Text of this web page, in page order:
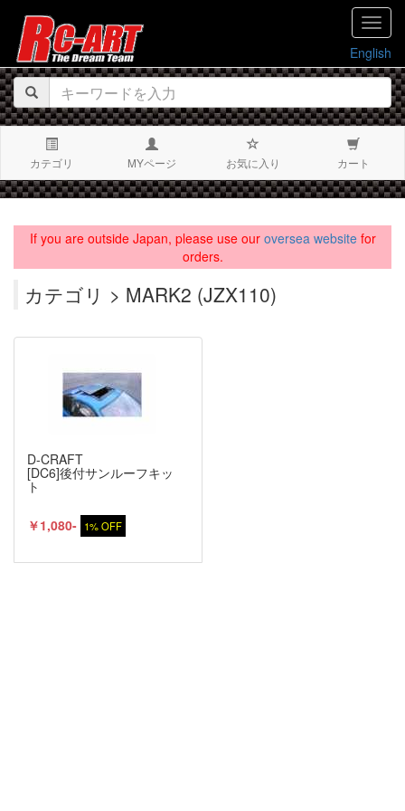
English
カテゴリ MYページ お気に入り カート
If you are outside Japan, please use our oversea websitefor
orders.
カテゴリ > MARK2 (JZX110)
D-CRAFT
[DC6]後付サンルーフキッ
ト
￥1,080- 1% OFF